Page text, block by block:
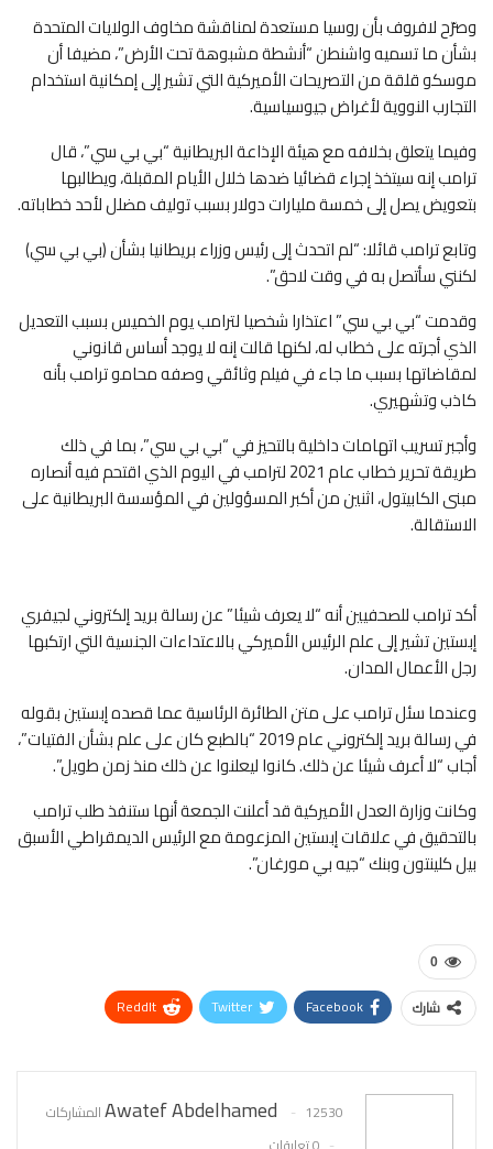
وصرّح لافروف بأن روسيا مستعدة لمناقشة مخاوف الولايات المتحدة
بشأن ما تسميه واشنطن “أنشطة مشبوهة تحت الأرض”، مضيفا أن
موسكو قلقة من التصريحات الأميركية التي تشير إلى إمكانية استخدام
التجارب النووية لأغراض جيوسياسية.
وفيما يتعلق بخلافه مع هيئة الإذاعة البريطانية “بي بي سي”، قال
ترامب إنه سيتخذ إجراء قضائيا ضدها خلال الأيام المقبلة، ويطالبها
بتعويض يصل إلى خمسة مليارات دولار بسبب توليف مضلل لأحد خطاباته.
وتابع ترامب قائلا: “لم اتحدث إلى رئيس وزراء بريطانيا بشأن (بي بي سي)
لكنني سأتصل به في وقت لاحق”.
وقدمت “بي بي سي” اعتذارا شخصيا لترامب يوم الخميس بسبب التعديل
الذي أجرته على خطاب له، لكنها قالت إنه لا يوجد أساس قانوني
لمقاضاتها بسبب ما جاء في فيلم وثائقي وصفه محامو ترامب بأنه
كاذب وتشهيري.
وأجبر تسريب اتهامات داخلية بالتحيز في “بي بي سي”، بما في ذلك
طريقة تحرير خطاب عام 2021 لترامب في اليوم الذي اقتحم فيه أنصاره
مبنى الكابيتول، اثنين من أكبر المسؤولين في المؤسسة البريطانية على
الاستقالة.
أكد ترامب للصحفيين أنه “لا يعرف شيئا” عن رسالة بريد إلكتروني لجيفري
إبستين تشير إلى علم الرئيس الأميركي بالاعتداءات الجنسية التي ارتكبها
رجل الأعمال المدان.
وعندما سئل ترامب على متن الطائرة الرئاسية عما قصده إبستين بقوله
في رسالة بريد إلكتروني عام 2019 “بالطبع كان على علم بشأن الفتيات”،
أجاب “لا أعرف شيئا عن ذلك. كانوا ليعلنوا عن ذلك منذ زمن طويل”.
وكانت وزارة العدل الأميركية قد أعلنت الجمعة أنها ستنفذ طلب ترامب
بالتحقيق في علاقات إبستين المزعومة مع الرئيس الديمقراطي الأسبق
بيل كلينتون وبنك “جيه بي مورغان”.
0
شارك Facebook
Twitter
ReddIt
Awatef Abdelhamed
12530 المشاركات